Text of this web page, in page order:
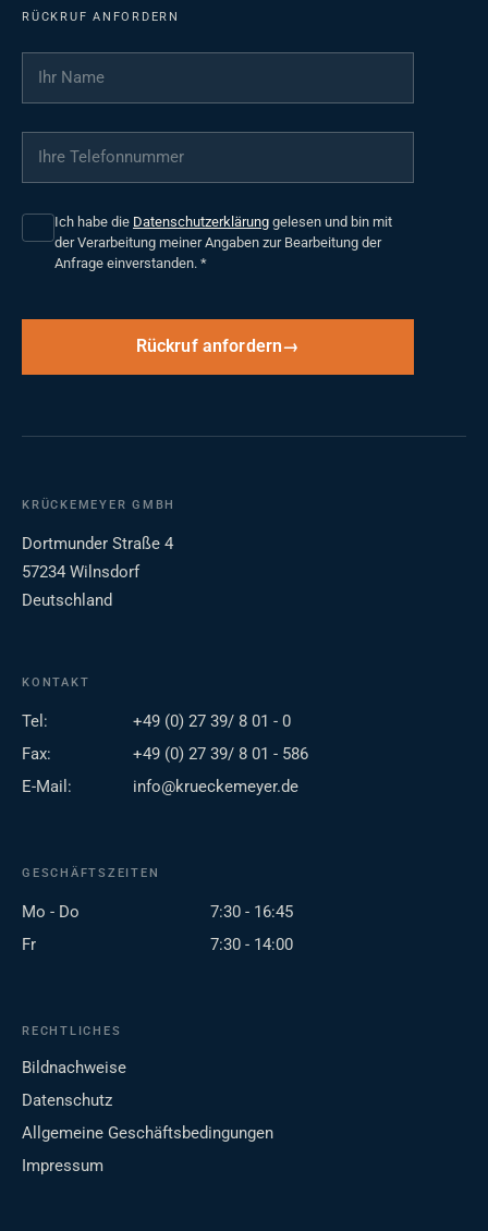
RÜCKRUF ANFORDERN
Ihr Name
Ihre Telefonnummer
Ich habe die Datenschutzerklärung gelesen und bin mit
der Verarbeitung meiner Angaben zur Bearbeitung der
Anfrage einverstanden. *
Rückruf anfordern
KRÜCKEMEYER GMBH
Dortmunder Straße 4
57234 Wilnsdorf
Deutschland
KONTAKT
Tel:
+49 (0) 27 39/ 8 01 - 0
Fax:
+49 (0) 27 39/ 8 01 - 586
E-Mail:
info@krueckemeyer.de
GESCHÄFTSZEITEN
Mo - Do
7:30 - 16:45
Fr
7:30 - 14:00
RECHTLICHES
Bildnachweise
Datenschutz
Allgemeine Geschäftsbedingungen
Impressum